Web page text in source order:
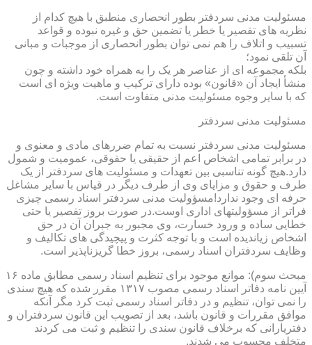
مسئولیت مدنی سردفتر بطور انحصاری منطبق با هیچ کدام از
نظریه های تقصیر یا خطر یا تضمین حق و غیره نبوده و قواعد
تسبیب و اتلاف را هم نمی توان بطور انحصاری از موجبات و مبانی
آن تلقی نمود؛
بلکه مجموعه ای از عناصر هر یک را به همراه خود داشته و چون
منشأ ایجاد آن «قانون» بوده دارای ترکیب و ماهیت ویژه ای است
که با سایر وجوه مسئولیت مدنی متفاوت است.
مسئولیت مدنی سردفتر
مسئولیت مدنی سردفتر نسبت به تمام ضررهای مادی و معنوی و
در برابر تمامی اشخاص اعم از حقیقی یا حقوقی، عمومیت و شمول
دارد.هیچ گونه تناسبی بین تعهدات و مسئولیت های سردفتر از یک
طرف و حقوق و مزایای وی از طرف دیگر در قیاس با سایر مشاغل
حرفه ای وجود ندارد!مسؤولیت مدنی سردفتر اسناد رسمی چیزی
فراتر از مسؤولیتهای اداری اوست.در صورت بروز تقصیر یا حتی
خطایی ساده و ورود خسارت، وی مجبور به جبران آن در حق
اشخاص زیاندیده است و با توجه کثرت و پیچیدگی های تکالیف و
وظایف سردفتران اسناد رسمی، بروز خطا گریزناپذیر است.
مبحث سوم): موانع موجود برای تنظیم اسناد رسمی مطابق ماده ۱۶
آیین نامه دفاتر اسناد رسمی مصوب ۱۳۱۷ مقرر شده که هیچ سندی
را نمی توان، تنظیم و در دفاتر اسناد رسمی ثبت کرد مگر آنکه
موافق مقررات و قانون باشد، بعد از تصویب این قانون سردفتران و
دفتریارانی که برخلاف قانون سندی را تنظیم و ثبت می کردند
متخلف محسوب می شدند.